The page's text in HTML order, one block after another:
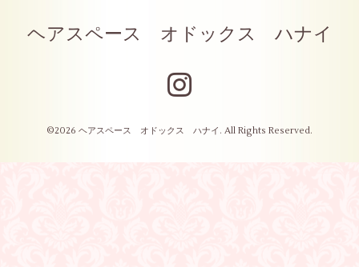
ヘアスペース オドックス ハナイ
©2026 ヘアスペース オドックス ハナイ . All Rights Reserved.